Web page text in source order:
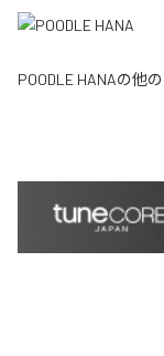
POODLE HANAの他